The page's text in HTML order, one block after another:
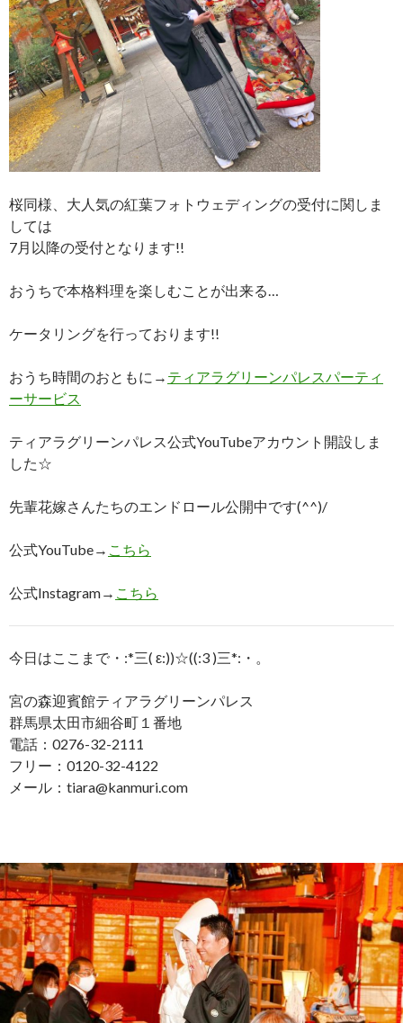
桜同様、大人気の紅葉フォトウェディングの受付に関しま
しては
7月以降の受付となります!!
おうちで本格料理を楽しむことが出来る…
ケータリングを行っております!!
おうち時間のおともに→ ティアラグリーンパレスパーティ
ーサービス
ティアラグリーンパレス公式YouTubeアカウント開設しま
した☆
先輩花嫁さんたちのエンドロール公開中です(^^)/
公式YouTube→ こちら
公式Instagram→ こちら
今日はここまで・:*三( ε:))☆((:3 )三*:・。
宮の森迎賓館ティアラグリーンパレス
群馬県太田市細谷町１番地
電話：0276-32-2111
フリー：0120-32-4122
メール：tiara@kanmuri.com